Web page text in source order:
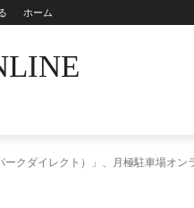
ホーム
ークダイレクト）」、月極駐車場オ